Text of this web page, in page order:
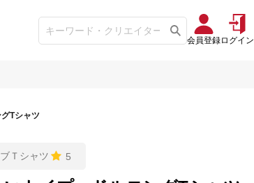
会員登録ログイン
Tシャツ
Ｔシャツ 5